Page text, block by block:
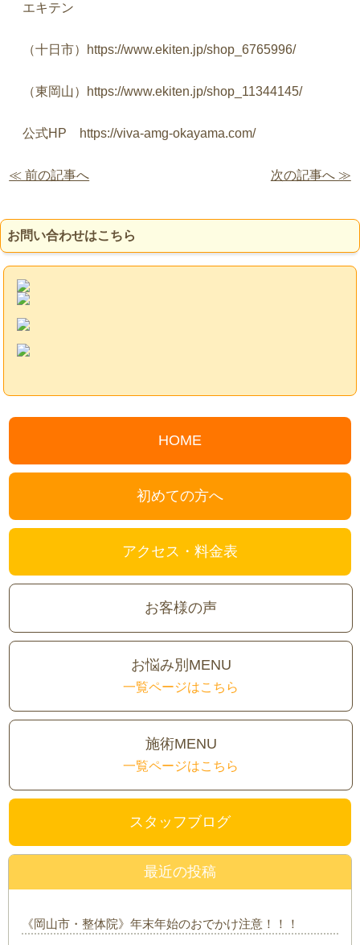
エキテン
（十日市）https://www.ekiten.jp/shop_6765996/
（東岡山）https://www.ekiten.jp/shop_11344145/
公式HP https://viva-amg-okayama.com/
≪ 前の記事へ 次の記事へ ≫
お問い合わせはこちら
HOME
初めての方へ
アクセス・料金表
お客様の声
お悩み別MENU
一覧ページはこちら
施術MENU
一覧ページはこちら
スタッフブログ
最近の投稿
《岡山市・整体院》年末年始のおでかけ注意！！！